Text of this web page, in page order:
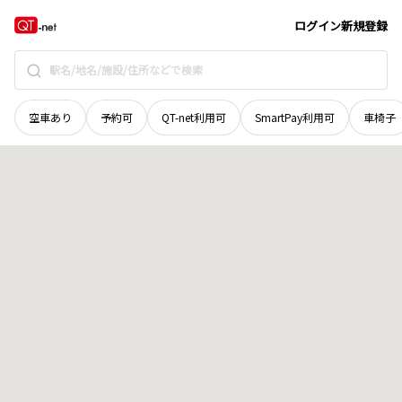
ログイン新規登録
空車あり 予約可 QT-net利用可 SmartPay利用可 車椅子
京都府